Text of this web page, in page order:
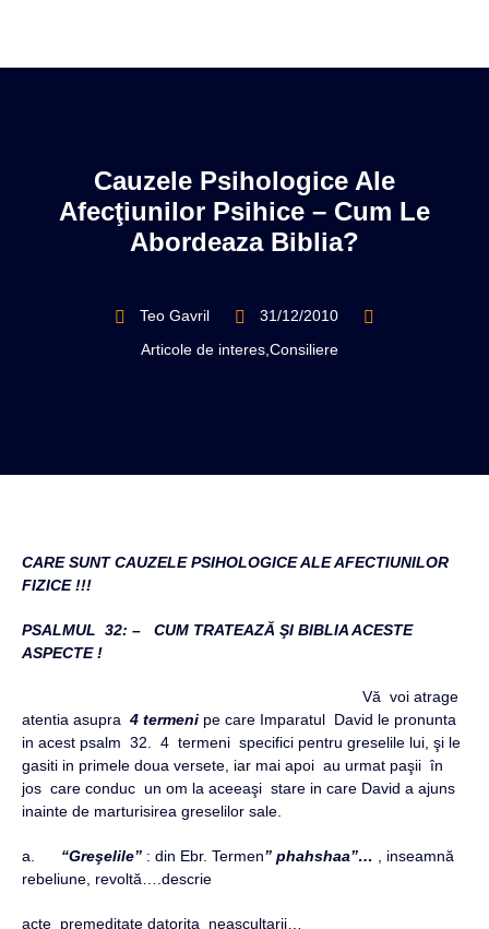
Cauzele Psihologice Ale
Afecţiunilor Psihice – Cum Le
Abordeaza Biblia?
Teo Gavril
31/12/2010
Articole de interes, Consiliere
CARE SUNT CAUZELE PSIHOLOGICE ALE AFECTIUNILOR
FIZICE !!!
PSALMUL 32: – CUM TRATEAZĂ ŞI BIBLIA ACESTE
ASPECTE !
Vă voi atrage
atentia asupra 4 termeni pe care Imparatul David le pronunta
in acest psalm 32. 4 termeni specifici pentru greselile lui, şi le
gasiti in primele doua versete, iar mai apoi au urmat paşii în
jos care conduc un om la aceeaşi stare in care David a ajuns
inainte de marturisirea greselilor sale.
a. “Greşelile” : din Ebr. Termen” phahshaa”… , inseamnă
rebeliune, revoltă….descrie
acte premeditate datorita neascultarii…